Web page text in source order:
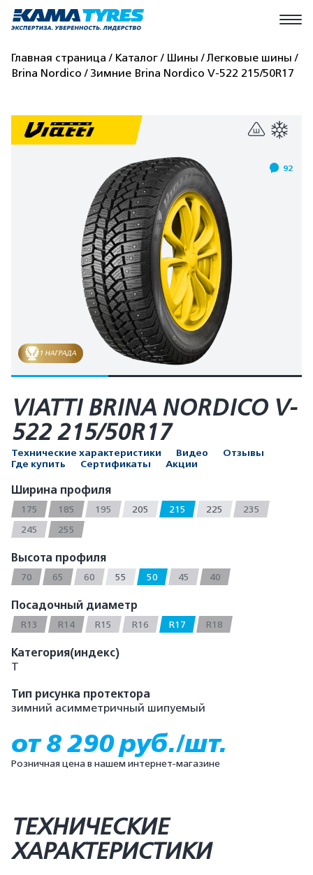
Главная страница Каталог Шины
Легковые шины
Brina Nordico
Зимние Brina Nordico V-522 215/50R17
92
1 НАГРАДА
VIATTI BRINA NORDICO V-
522 215/50R17
Технические характеристики Видео
Отзывы
Где купить
Сертификаты Акции
Ширина профиля
175 185 195 205 215 225
235
245
255
Высота профиля
70 65 60 55 50 45 40
Посадочный диаметр
R13 R14 R15 R16 R17 R18
Категория(индекс)
T
Тип рисунка протектора
зимний асимметричный шипуемый
от 8 290 руб./шт.
Розничная цена в нашем интернет-магазине
ТЕХНИЧЕСКИЕ
ХАРАКТЕРИСТИКИ